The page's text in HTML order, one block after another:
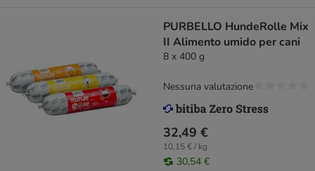
PURBELLO HundeRolle Mix
II Alimento umido per cani
8 x 400 g
32,49 €
10,15 € / kg
30,54 €
Nessuna valutazione